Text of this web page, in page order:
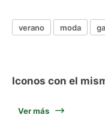
verano moda
Iconos con el
Ver más